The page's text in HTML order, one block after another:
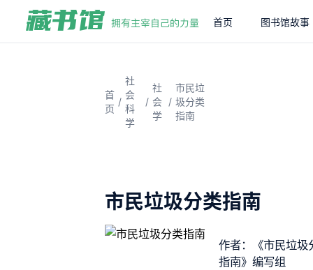
首页 图书馆故事
首
页
/
社
会
科
学
/
社
会
学
/
市民垃
圾分类
指南
市民垃圾分类指南
作者：《市民垃圾
指南》编写组